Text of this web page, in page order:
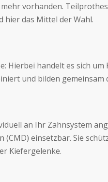
vorhanden.
hier das Mittel der Wahl.
Hierbei handelt es sich
und bilden gemeinsam
an Ihr Zahnsystem
einsetzbar. Sie
Kiefergelenke.